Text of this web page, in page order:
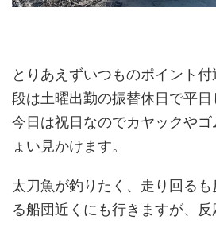
とりあえずいつものポイント
段は土曜出勤の振替休日で平日
今日は祝日なのでカヤックや
ょい見かけます。
太刀魚が釣りたく、走り回る
る船団近くにも行きますが、反